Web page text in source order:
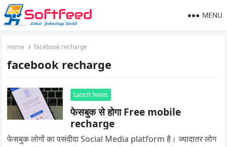
MENU
Home facebook recharge
facebook recharge
Latest News
फेसबुक से होगा Free mobile
recharge
फेसबुक लोगों का पसंदीदा Social Media platform है। ज्यादातर लोग